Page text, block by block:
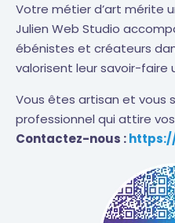
Votre métier d’art mérite
Julien Web Studio
ébénistes et créateurs
valorisent leur savoir-faire
Vous êtes artisan et vous
professionnel qui attire
Contactez-nous :